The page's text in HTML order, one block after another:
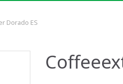
Dorado ES